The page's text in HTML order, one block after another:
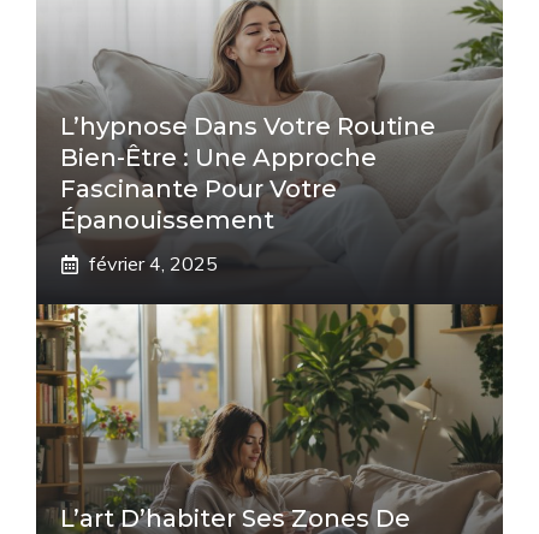
L’hypnose Dans Votre Routine
Bien-Être : Une Approche
Fascinante Pour Votre
Épanouissement
février 4, 2025
L’art D’habiter Ses Zones De